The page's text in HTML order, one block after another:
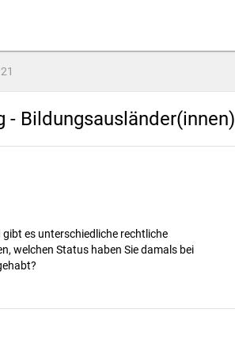
21
- Bildungsausländer(innen)
es unterschiedliche rechtliche
welchen Status haben Sie damals bei